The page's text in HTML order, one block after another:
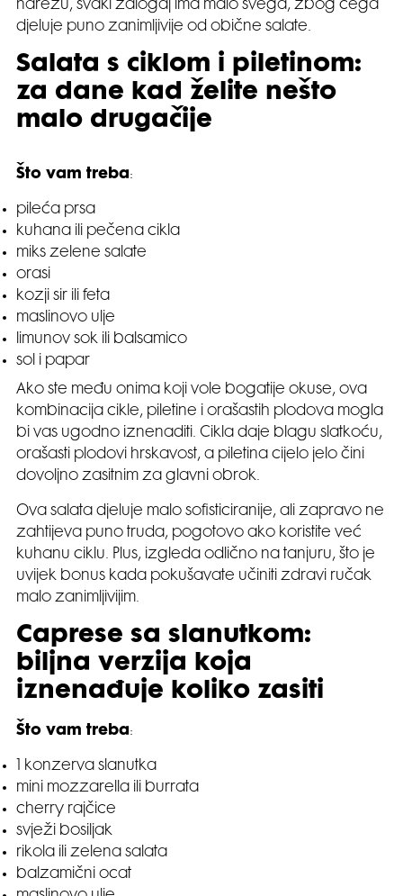
narežu, svaki zalogaj ima malo svega, zbog čega
djeluje puno zanimljivije od obične salate.
Salata s ciklom i piletinom:
za dane kad želite nešto
malo drugačije
Što vam treba:
pileća prsa
kuhana ili pečena cikla
miks zelene salate
orasi
kozji sir ili feta
maslinovo ulje
limunov sok ili balsamico
sol i papar
Ako ste među onima koji vole bogatije okuse, ova
kombinacija cikle, piletine i orašastih plodova mogla
bi vas ugodno iznenaditi. Cikla daje blagu slatkoću,
orašasti plodovi hrskavost, a piletina cijelo jelo čini
dovoljno zasitnim za glavni obrok.
Ova salata djeluje malo sofisticiranije, ali zapravo ne
zahtijeva puno truda, pogotovo ako koristite već
kuhanu ciklu. Plus, izgleda odlično na tanjuru, što je
uvijek bonus kada pokušavate učiniti zdravi ručak
malo zanimljivijim.
Caprese sa slanutkom:
biljna verzija koja
iznenađuje koliko zasiti
Što vam treba:
1 konzerva slanutka
mini mozzarella ili burrata
cherry rajčice
svježi bosiljak
rikola ili zelena salata
balzamični ocat